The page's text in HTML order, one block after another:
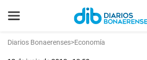
Diarios Bonaerenses>Economía